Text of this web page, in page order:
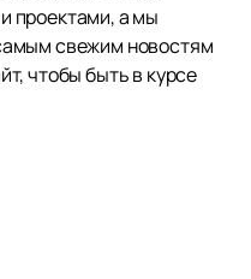
проектами, а мы
свежим новостям
чтобы быть в курсе